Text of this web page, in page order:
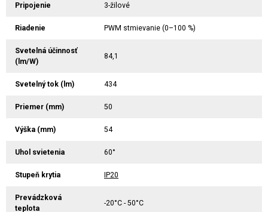
Pripojenie 3-žilové
Riadenie PWM stmievanie (0–100 %)
Svetelná účinnosť
(lm/W)
84,1
Svetelný tok (lm) 434
Priemer (mm) 50
Výška (mm) 54
Uhol svietenia 60°
Stupeň krytia IP20
Prevádzková
teplota
-20°C - 50°C